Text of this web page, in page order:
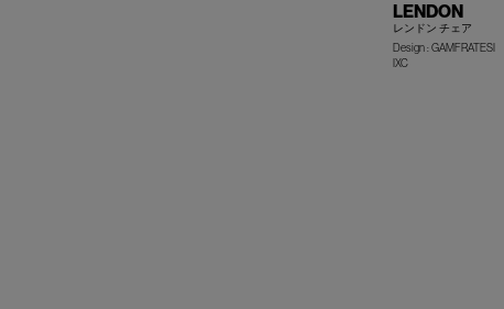
LENDON
レンドン チェア
Design : GAMFRATESI
IXC